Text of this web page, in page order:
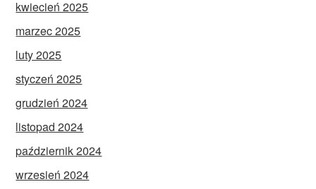
kwiecień 2025
marzec 2025
luty 2025
styczeń 2025
grudzień 2024
listopad 2024
październik 2024
wrzesień 2024